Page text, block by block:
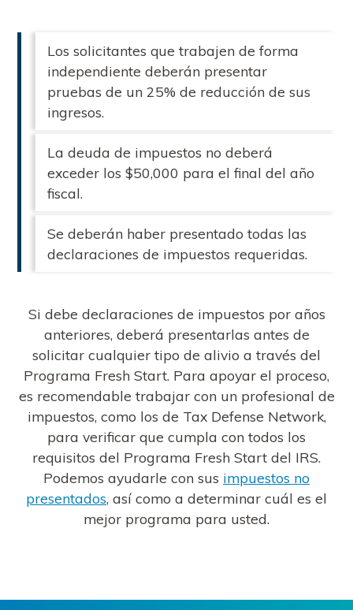
Los solicitantes que trabajen de forma
independiente deberán presentar
pruebas de un 25% de reducción de sus
ingresos.
La deuda de impuestos no deberá
exceder los $50,000 para el final del año
fiscal.
Se deberán haber presentado todas las
declaraciones de impuestos requeridas.
Si debe declaraciones de impuestos por años
anteriores, deberá presentarlas antes de
solicitar cualquier tipo de alivio a través del
Programa Fresh Start. Para apoyar el proceso,
es recomendable trabajar con un profesional de
impuestos, como los de Tax Defense Network,
para verificar que cumpla con todos los
requisitos del Programa Fresh Start del IRS.
Podemos ayudarle con sus impuestos no
presentados, así como a determinar cuál es el
mejor programa para usted.